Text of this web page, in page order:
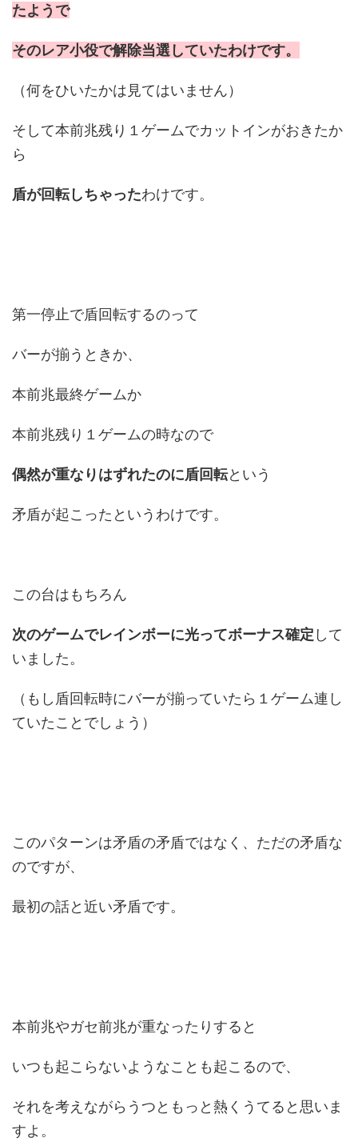
たようで
そのレア小役で解除当選していたわけです。
（何をひいたかは見てはいません）
そして本前兆残り１ゲームでカットインがおきたか
ら
盾が回転しちゃったわけです。
第一停止で盾回転するのって
バーが揃うときか、
本前兆最終ゲームか
本前兆残り１ゲームの時なので
偶然が重なりはずれたのに盾回転という
矛盾が起こったというわけです。
この台はもちろん
次のゲームでレインボーに光ってボーナス確定 して
いました。
（もし盾回転時にバーが揃っていたら１ゲーム連し
ていたことでしょう）
このパターンは矛盾の矛盾ではなく、ただの矛盾な
のですが、
最初の話と近い矛盾です。
本前兆やガセ前兆が重なったりすると
いつも起こらないようなことも起こるので、
それを考えながらうつともっと熱くうてると思いま
すよ。